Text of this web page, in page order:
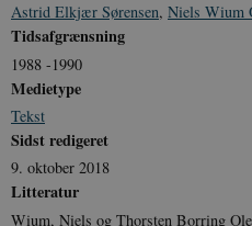
Astrid Elkjær Sørensen, Niels Wium
Tidsafgrænsning
1988 -1990
Medietype
Tekst
Sidst redigeret
9. oktober 2018
Litteratur
Wium, Niels og Thorsten Borring